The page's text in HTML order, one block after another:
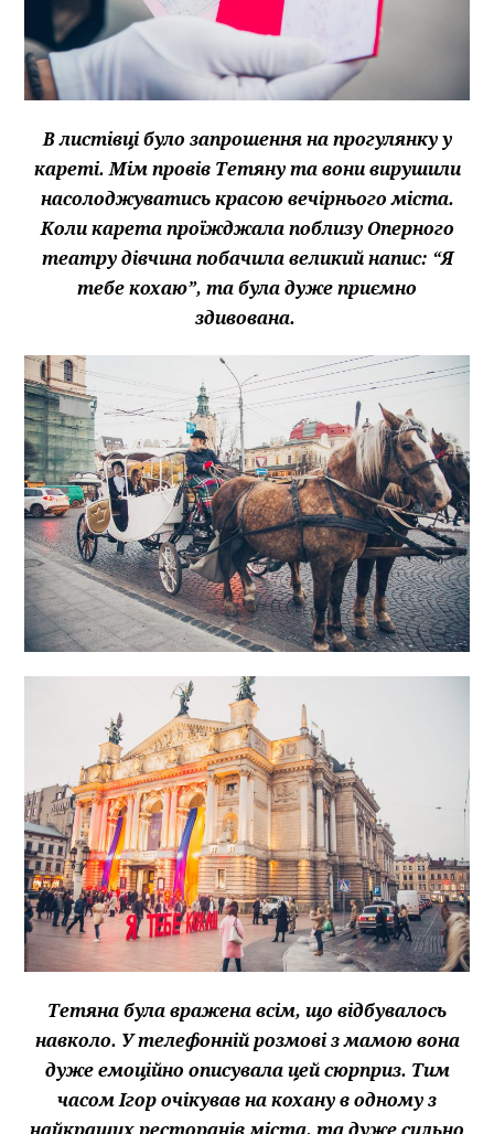
В листівці було запрошення на прогулянку у
кареті. Мім провів Тетяну та вони вирушили
насолоджуватись красою вечірнього міста.
Коли карета проїжджала поблизу Оперного
театру дівчина побачила великий напис: “Я
тебе кохаю”, та була дуже приємно
здивована.
Тетяна була вражена всім, що відбувалось
навколо. У телефонній розмові з мамою вона
дуже емоційно описувала цей сюрприз. Тим
часом Ігор очікував на кохану в одному з